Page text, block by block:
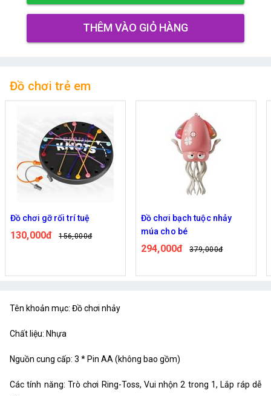
THÊM VÀO GIỎ HÀNG
Đồ chơi trẻ em
Đồ chơi gỡ rối trí tuệ
130,000đ 156,000đ
Đồ chơi bạch tuộc nhảy
múa cho bé
294,000đ 379,000đ
Tên khoản mục: Đồ chơi nhảy
Chất liệu: Nhựa
Nguồn cung cấp: 3 * Pin AA (không bao gồm)
Các tính năng: Trò chơi Ring-Toss, Vui nhộn 2 trong 1, Lắp ráp dễ